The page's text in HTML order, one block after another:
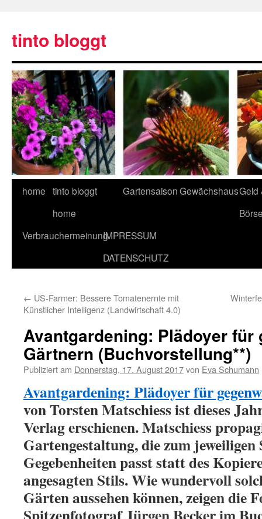
tinto bloggt
home tinto bloggt
home
GartensaisonGewächshausGeld
VerbrauchermeinungIMPRESSUM
DATENSCHUTZ
← US-Farmer: Bessere Tomatenernte mit
Künstlicher Intelligenz (Landwirtschaft 4.0)
Avantgardening: Plädoyer für
Gärtnern (Buchvorstellung**)
Publiziert am Donnerstag, 17. August 2017von Eva Schumann
Avantgardening: Plädoyer für
von Torsten Matschiess ist dieses
Verlag erschienen. Matschiess
Gartengestaltung, die zum
Gegebenheiten passt statt des
angesagten Stils. Wie wundervoll
Gärten aussehen können, zeigen die